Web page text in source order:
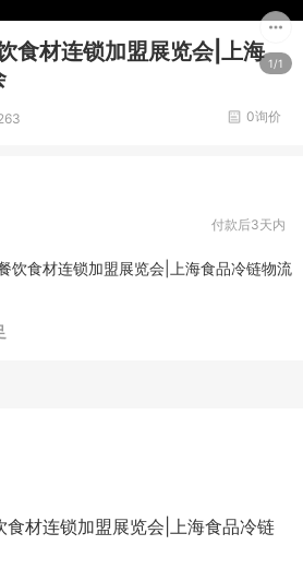
1/1
食材连锁加盟展览会|上海
0询价
付款后3天内
饮食材连锁加盟展览会|上海食品冷链物流
材连锁加盟展览会|上海食品冷链